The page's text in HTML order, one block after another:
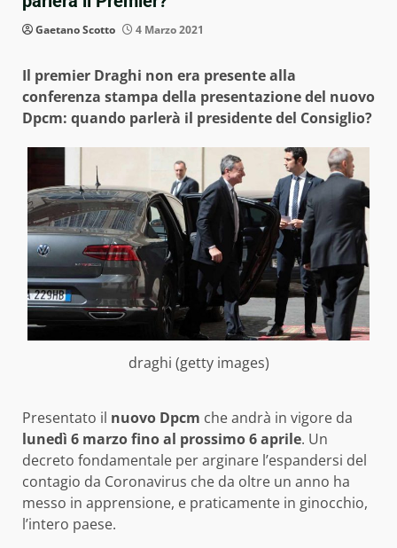
Gaetano Scotto 4 Marzo 2021
Il premier Draghi non era presente alla
conferenza stampa della presentazione del nuovo
Dpcm: quando parlerà il presidente del Consiglio?
draghi (getty images)
Presentato il nuovo Dpcm che andrà in vigore da
lunedì 6 marzo fino al prossimo 6 aprile. Un
decreto fondamentale per arginare l’espandersi del
contagio da Coronavirus che da oltre un anno ha
messo in apprensione, e praticamente in ginocchio,
l’intero paese.